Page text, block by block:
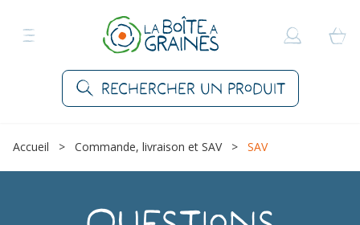
Rechercher un produit
Accueil > Commande, livraison et SAV > SAV